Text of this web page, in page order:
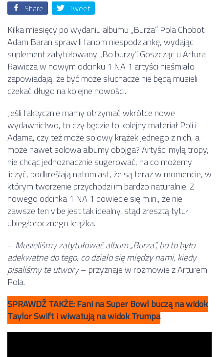
Share Tweet
Kilka miesięcy po wydaniu albumu „Burza” Pola Chobot i
Adam Baran sprawili fanom niespodziankę, wydając
suplement zatytułowany „Bo burzy”. Goszcząc u Artura
Rawicza w nowym odcinku 1 NA 1 artyści nieśmiało
zapowiadają, że być może słuchacze nie będą musieli
czekać długo na kolejne nowości.
Jeśli faktycznie mamy otrzymać wkrótce nowe
wydawnictwo, to czy będzie to kolejny materiał Poli i
Adama, czy też może solowy krążek jednego z nich, a
może nawet solowa albumy obojga? Artyści mylą tropy,
nie chcąc jednoznacznie sugerować, na co możemy
liczyć, podkreślają natomiast, że są teraz w momencie, w
którym tworzenie przychodzi im bardzo naturalnie. Z
nowego odcinka 1 NA 1 dowiecie się m.in., że nie
zawsze ten vibe jest tak idealny, stąd zresztą tytuł
ubiegłorocznego krążka.
–Musieliśmy zatytułować album „Burza”, bo to było
adekwatne do tego, co działo się między nami, kiedy
pisaliśmy te utwory– przyznaje w rozmowie z Arturem
Pola.
SPRAWDŹ TAKŻE: Fani na Super Bowl buczą na widok
Taylor Swift i wiwatują na widok Trumpa